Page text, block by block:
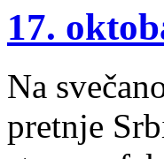
17.
Na
pretnje